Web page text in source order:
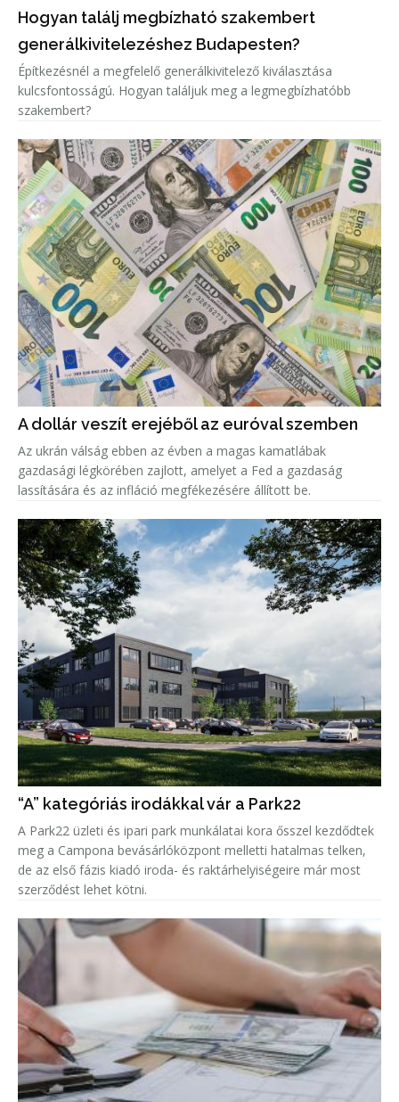
Hogyan találj megbízható szakembert
generálkivitelezéshez Budapesten?
Építkezésnél a megfelelő generálkivitelező kiválasztása
kulcsfontosságú. Hogyan találjuk meg a legmegbízhatóbb
szakembert?
A dollár veszít erejéből az euróval szemben
Az ukrán válság ebben az évben a magas kamatlábak
gazdasági légkörében zajlott, amelyet a Fed a gazdaság
lassítására és az infláció megfékezésére állított be.
“A” kategóriás irodákkal vár a Park22
A Park22 üzleti és ipari park munkálatai kora ősszel kezdődtek
meg a Campona bevásárlóközpont melletti hatalmas telken,
de az első fázis kiadó iroda- és raktárhelyiségeire már most
szerződést lehet kötni.